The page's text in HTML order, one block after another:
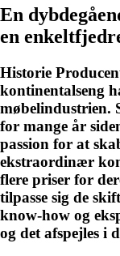
En
en
Historie
kontinentalseng
møbelindustrien.
for mange år
passion for at
ekstraordinær
flere priser for
tilpasse sig de
know-how og
og det afspejles i